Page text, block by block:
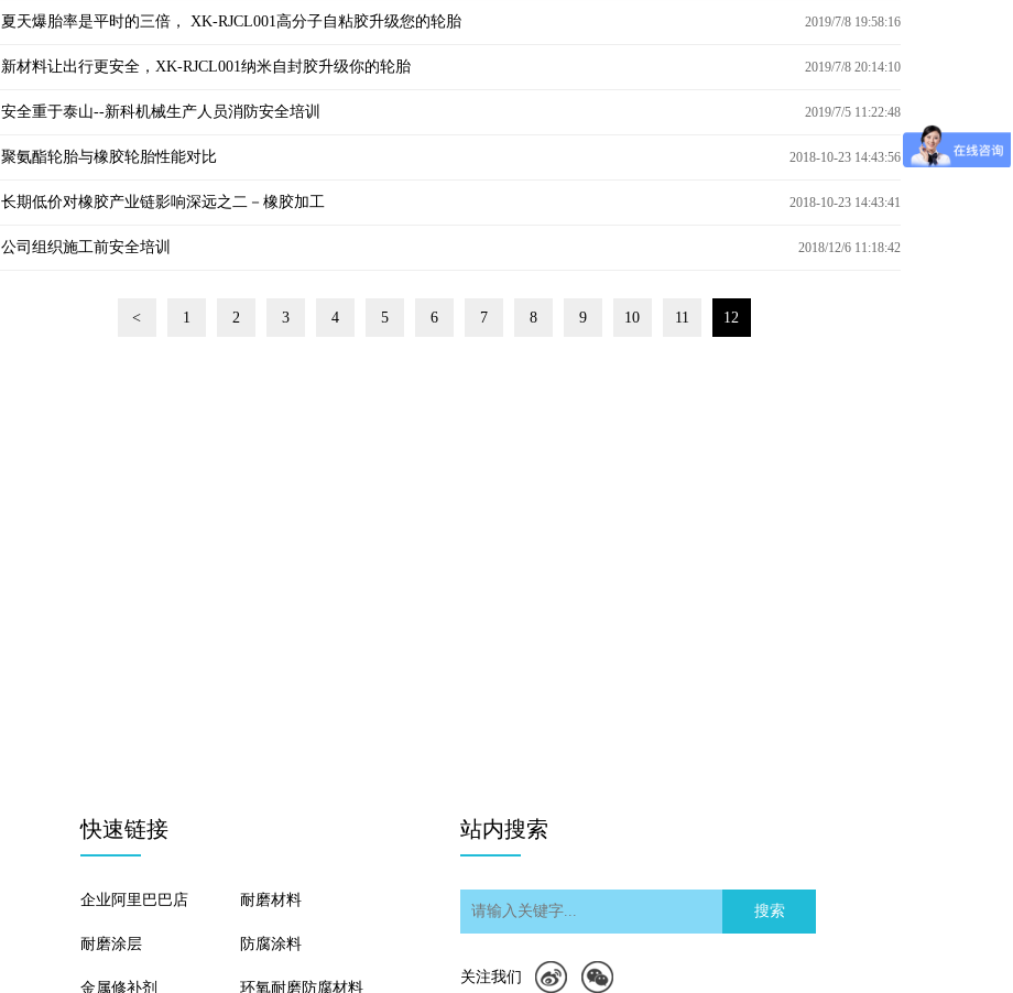
夏天爆胎率是平时的三倍， XK-RJCL001高分子自粘胶升级您的轮胎 2019/7/8 19:58:16
新材料让出行更安全，XK-RJCL001纳米自封胶升级你的轮胎 2019/7/8 20:14:10
安全重于泰山--新科机械生产人员消防安全培训 2019/7/5 11:22:48
聚氨酯轮胎与橡胶轮胎性能对比 2018-10-23 14:43:56
长期低价对橡胶产业链影响深远之二－橡胶加工 2018-10-23 14:43:41
公司组织施工前安全培训 2018/12/6 11:18:42
< 1 2 3 4 5 6 7 8 9 10 11 12
快速链接
企业阿里巴巴店 耐磨材料
耐磨涂层 防腐涂料
金属修补剂 环氧耐磨防腐材料
站内搜索
搜索
关注我们